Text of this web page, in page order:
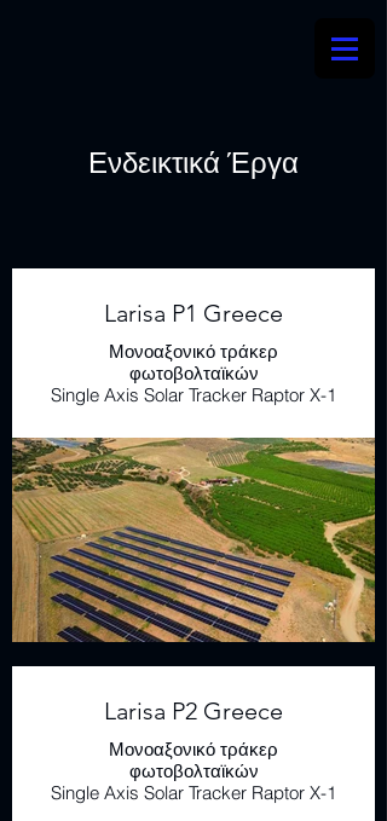
Ενδεικτικά Έργα
Larisa P1 Greece
Μονοαξονικό τράκερ
φωτοβολταϊκών
Single Axis Solar Tracker Raptor X-1
Larisa P2 Greece
Μονοαξονικό τράκερ
φωτοβολταϊκών
Single Axis Solar Tracker Raptor X-1